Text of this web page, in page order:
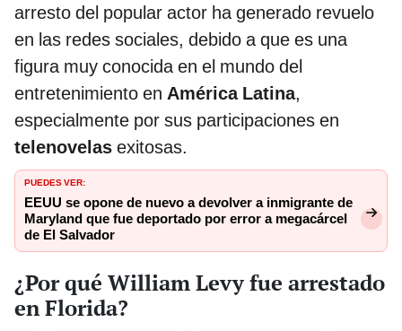
arresto del popular actor ha generado revuelo
en las redes sociales, debido a que es una
figura muy conocida en el mundo del
entretenimiento en América Latina,
especialmente por sus participaciones en
telenovelas exitosas.
PUEDES VER:
EEUU se opone de nuevo a devolver a inmigrante de
Maryland que fue deportado por error a megacárcel
de El Salvador
¿Por qué William Levy fue arrestado
en Florida?